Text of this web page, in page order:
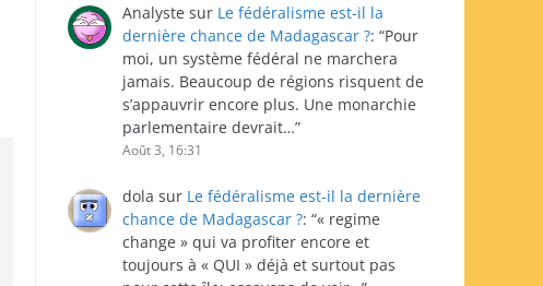
Analyste sur Le fédéralisme est-il la
dernière chance de Madagascar ?: “Pour
moi, un système fédéral ne marchera
jamais. Beaucoup de régions risquent de
s’appauvrir encore plus. Une monarchie
parlementaire devrait…”
Août 3, 16:31
dola sur Le fédéralisme est-il la dernière
chance de Madagascar ?: “« regime
change » qui va profiter encore et
toujours à « QUI » déjà et surtout pas